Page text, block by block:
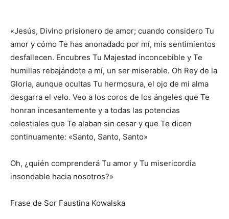
«Jesús, Divino prisionero de amor; cuando considero Tu
amor y cómo Te has anonadado por mí, mis sentimientos
desfallecen. Encubres Tu Majestad inconcebible y Te
humillas rebajándote a mí, un ser miserable. Oh Rey de la
Gloria, aunque ocultas Tu hermosura, el ojo de mi alma
desgarra el velo. Veo a los coros de los ángeles que Te
honran incesantemente y a todas las potencias
celestiales que Te alaban sin cesar y que Te dicen
continuamente: «Santo, Santo, Santo»
Oh, ¿quién comprenderá Tu amor y Tu misericordia
insondable hacia nosotros?»
Frase de Sor Faustina Kowalska